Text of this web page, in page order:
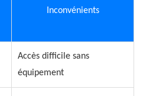
Inconvénients
Accès difficile sans
équipement